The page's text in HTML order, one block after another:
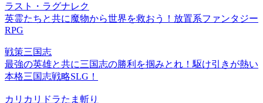
ラスト・ラグナレク
英霊たちと共に魔物から世界を救おう！放置系ファンタジー
RPG
戦策三国志
最強の英雄と共に三国志の勝利を掴みとれ！駆け引きが熱い
本格三国志戦略SLG！
カリカリドラたま斬り